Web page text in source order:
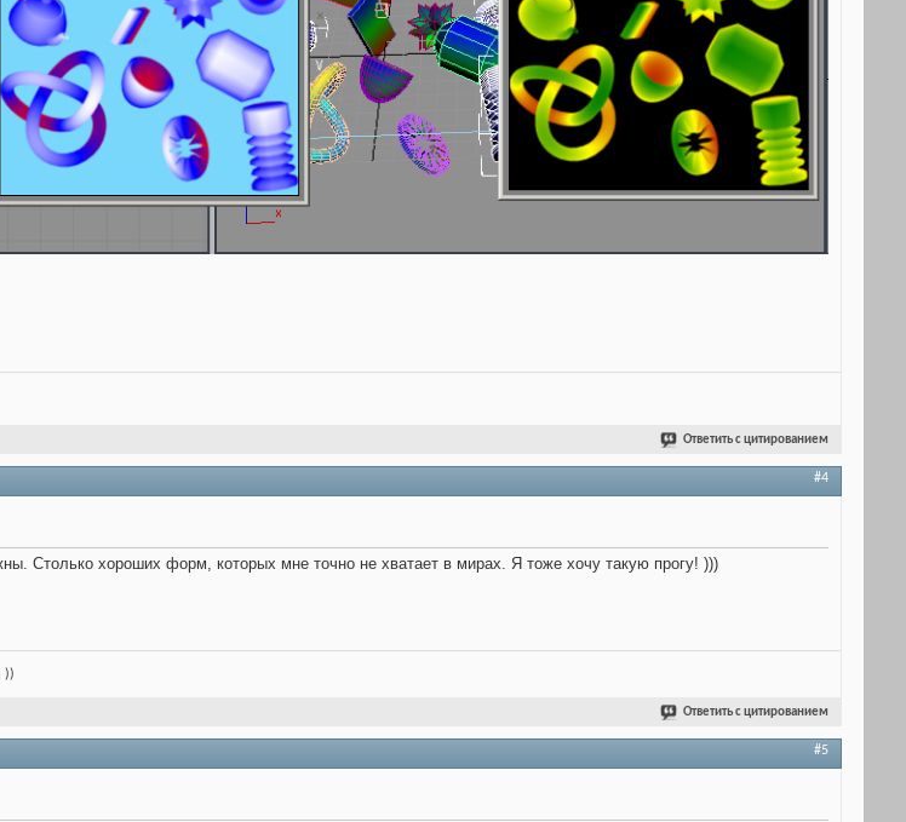
Ответить с цитированием
#4
Столько хороших форм, которых мне точно не хватает в мирах. Я тоже хочу такую прогу! )))
))
Ответить с цитированием
#5